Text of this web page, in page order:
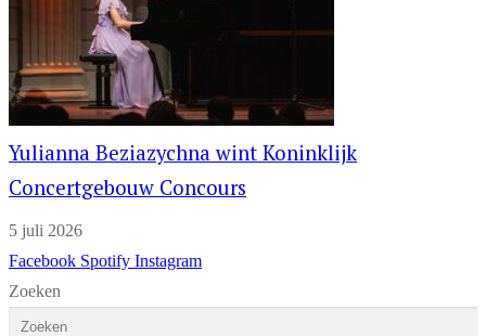
Yulianna Beziazychna wint Koninklijk
Concertgebouw Concours
5 juli 2026
Facebook Spotify Instagram
Zoeken